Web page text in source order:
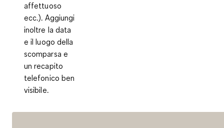
affettuoso
ecc.). Aggiungi
inoltre la data
e il luogo della
scomparsa e
un recapito
telefonico ben
visibile.